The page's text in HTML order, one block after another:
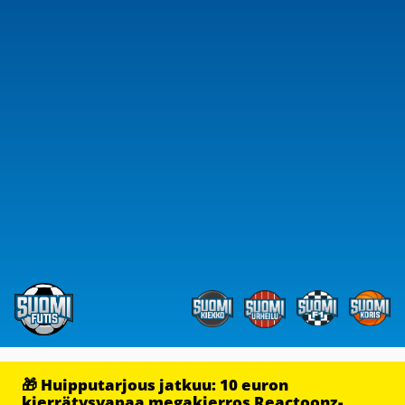
🎁 Huipputarjous jatkuu: 10 euron